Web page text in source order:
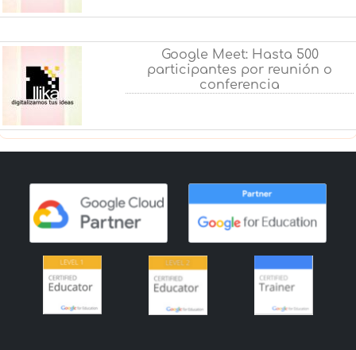
Google Meet: Hasta 500
participantes por reunión o
conferencia